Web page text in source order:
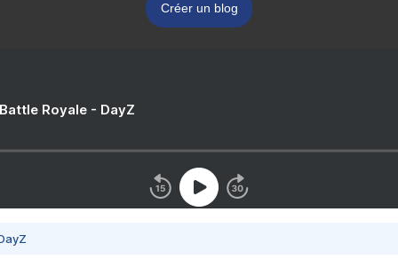
Créer un blog
Royale - DayZ